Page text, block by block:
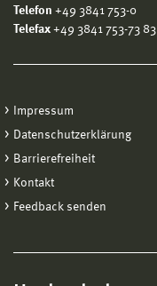
Telefon +49 3841 753-0
Telefax +49 3841 753-73 83
Impressum
Datenschutzerklärung
Barrierefreiheit
Kontakt
Feedback senden